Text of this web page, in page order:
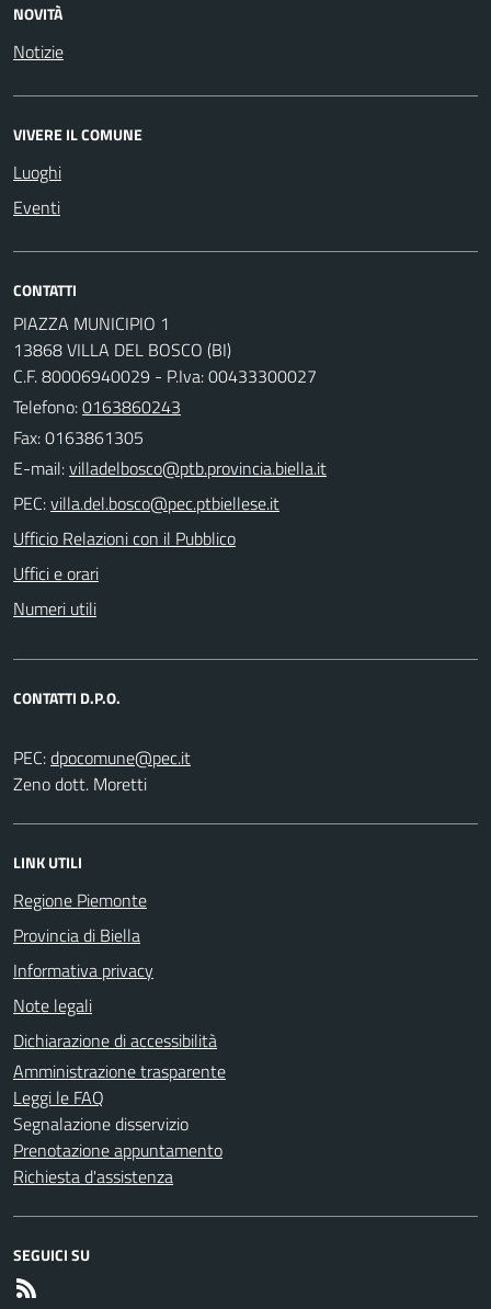
NOVITÀ
Notizie
VIVERE IL COMUNE
Luoghi
Eventi
CONTATTI
PIAZZA MUNICIPIO 1
13868 VILLA DEL BOSCO (BI)
C.F. 80006940029 - P.Iva: 00433300027
Telefono:0163860243
Fax: 0163861305
E-mail:
PEC:
Ufficio Relazioni con il Pubblico
Uffici e orari
Numeri utili
CONTATTI D.P.O.
PEC:
Zeno dott. Moretti
LINK UTILI
Regione Piemonte
Provincia di Biella
Informativa privacy
Note legali
Dichiarazione di accessibilità
Amministrazione trasparente
Leggi le FAQ
Segnalazione disservizio
Prenotazione appuntamento
Richiesta d'assistenza
SEGUICI SU